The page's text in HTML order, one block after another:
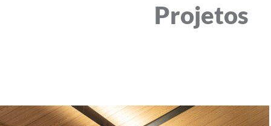
Projetos